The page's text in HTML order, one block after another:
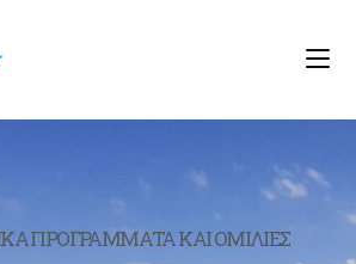
ΠΡΟΓΡΑΜΜΑΤΑ ΚΑΙ ΟΜΙΛΙΕΣ